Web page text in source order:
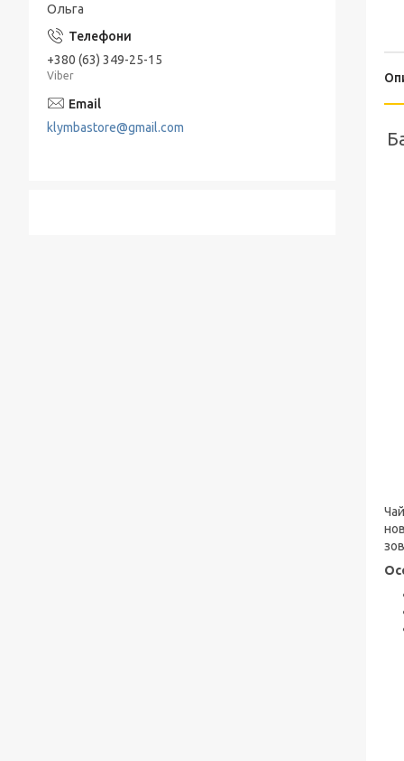
Льодогенератор
Електрогриль
Термоси
Барбекю и гриль
Хлебница
Ольга
+380 (63) 349-25-15
Viber
klymbastore@gmail.com